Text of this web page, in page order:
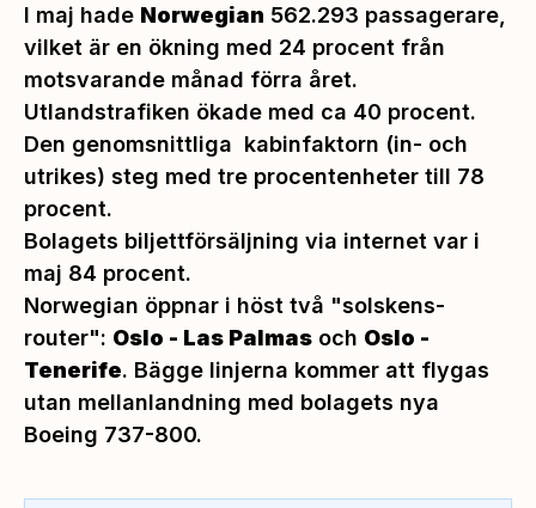
I maj hade Norwegian 562.293 passagerare,
vilket är en ökning med 24 procent från
motsvarande månad förra året.
Utlandstrafiken ökade med ca 40 procent.
Den genomsnittliga kabinfaktorn (in- och
utrikes) steg med tre procentenheter till 78
procent.
Bolagets biljettförsäljning via internet var i
maj 84 procent.
Norwegian öppnar i höst två "solskens-
router": Oslo - Las Palmas och Oslo -
Tenerife. Bägge linjerna kommer att flygas
utan mellanlandning med bolagets nya
Boeing 737-800.